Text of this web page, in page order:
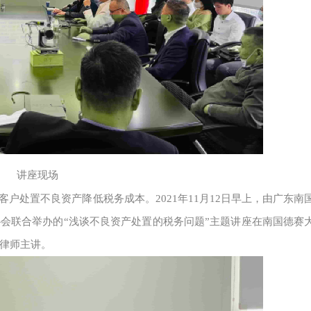
讲座现场
户处置不良资产降低税务成本。2021年11月12日早上，由广东南
联合举办的“浅谈不良资产处置的税务问题”主题讲座在南国德赛
师主讲。